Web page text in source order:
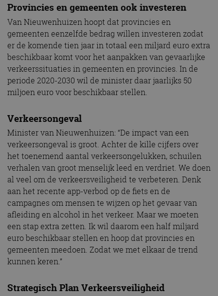
Provincies en gemeenten ook investeren
Van Nieuwenhuizen hoopt dat provincies en
gemeenten eenzelfde bedrag willen investeren zodat
er de komende tien jaar in totaal een miljard euro extra
beschikbaar komt voor het aanpakken van gevaarlijke
verkeerssituaties in gemeenten en provincies. In de
periode 2020-2030 wil de minister daar jaarlijks 50
miljoen euro voor beschikbaar stellen.
Verkeersongeval
Minister van Nieuwenhuizen: “De impact van een
verkeersongeval is groot. Achter de kille cijfers over
het toenemend aantal verkeersongelukken, schuilen
verhalen van groot menselijk leed en verdriet. We doen
al veel om de verkeersveiligheid te verbeteren. Denk
aan het recente app-verbod op de fiets en de
campagnes om mensen te wijzen op het gevaar van
afleiding en alcohol in het verkeer. Maar we moeten
een stap extra zetten. Ik wil daarom een half miljard
euro beschikbaar stellen en hoop dat provincies en
gemeenten meedoen. Zodat we met elkaar de trend
kunnen keren.”
Strategisch Plan Verkeersveiligheid